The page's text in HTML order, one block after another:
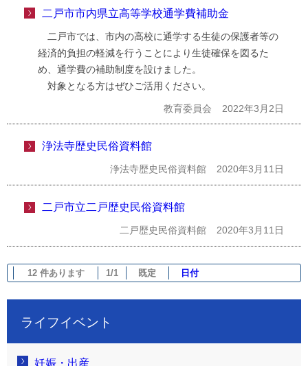
二戸市市内県立高等学校通学費補助金
二戸市では、市内の高校に通学する生徒の保護者等の
経済的負担の軽減を行うことにより生徒確保を図るた
め、通学費の補助制度を設けました。
対象となる方はぜひご活用ください。
教育委員会 2022年3月2日
浄法寺歴史民俗資料館
浄法寺歴史民俗資料館 2020年3月11日
二戸市立二戸歴史民俗資料館
二戸歴史民俗資料館 2020年3月11日
12 件あります 1/1 既定 日付
ライフイベント
妊娠・出産